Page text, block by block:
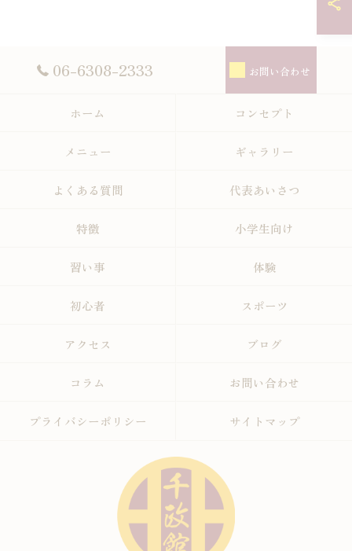
06-6308-2333 お問い合わせ
ホーム コンセプト
メニュー ギャラリー
よくある質問 代表あいさつ
特徴 小学生向け
習い事 体験
初心者 スポーツ
アクセス ブログ
コラム お問い合わせ
プライバシーポリシー サイトマップ